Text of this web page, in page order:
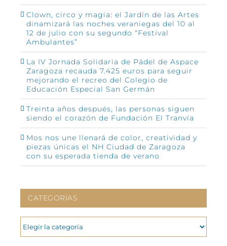
Clown, circo y magia: el Jardín de las Artes
dinamizará las noches veraniegas del 10 al
12 de julio con su segundo “Festival
Ambulantes”
La IV Jornada Solidaria de Pádel de Aspace
Zaragoza recauda 7.425 euros para seguir
mejorando el recreo del Colegio de
Educación Especial San Germán
Treinta años después, las personas siguen
siendo el corazón de Fundación El Tranvía
Mos nos une llenará de color, creatividad y
piezas únicas el NH Ciudad de Zaragoza
con su esperada tienda de verano
CATEGORIAS
CATEGORIAS